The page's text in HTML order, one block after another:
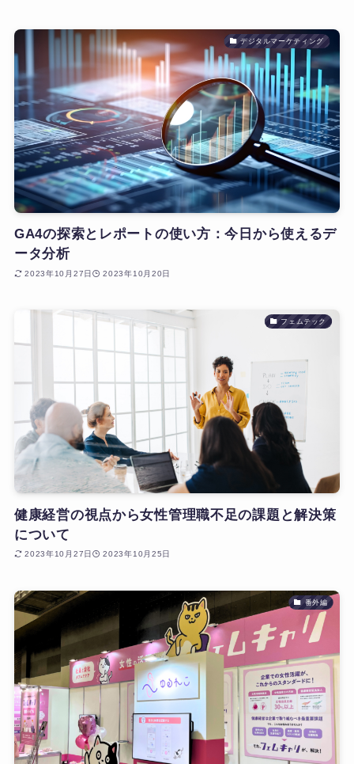
デジタルマーケティング
GA4の探索とレポートの使い方：今日から使えるデ
ータ分析
2023年10月27日 2023年10月20日
フェムテック
健康経営の視点から女性管理職不足の課題と解決策
について
2023年10月27日 2023年10月25日
番外編